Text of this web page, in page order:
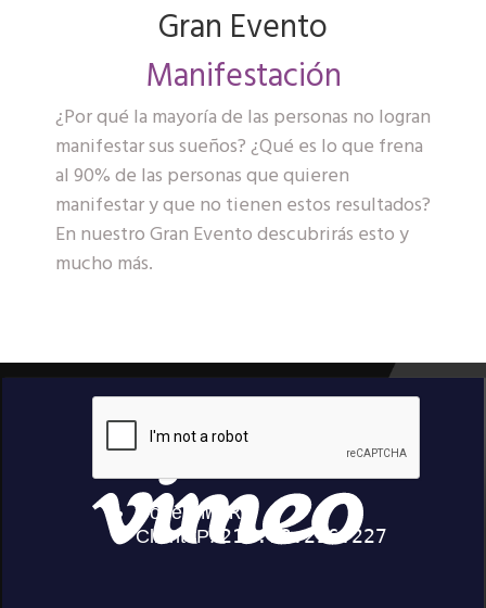
Gran Evento
Manifestación
¿Por qué la mayoría de las personas no logran
manifestar sus sueños? ¿Qué es lo que frena
al 90% de las personas que quieren
manifestar y que no tienen estos resultados?
En nuestro Gran Evento descubrirás esto y
mucho más.